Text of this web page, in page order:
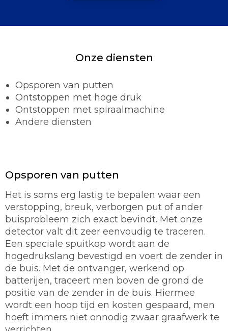
Onze diensten
Opsporen van putten
Ontstoppen met hoge druk
Ontstoppen met spiraalmachine
Andere diensten
Opsporen van putten
Het is soms erg lastig te bepalen waar een
verstopping, breuk, verborgen put of ander
buisprobleem zich exact bevindt. Met onze
detector valt dit zeer eenvoudig te traceren.
Een speciale spuitkop wordt aan de
hogedrukslang bevestigd en voert de zender in
de buis. Met de ontvanger, werkend op
batterijen, traceert men boven de grond de
positie van de zender in de buis. Hiermee
wordt een hoop tijd en kosten gespaard, men
hoeft immers niet onnodig zwaar graafwerk te